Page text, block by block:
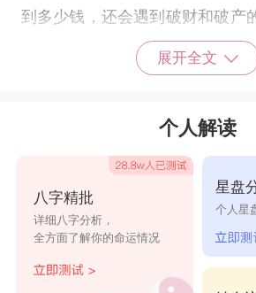
到多少钱，还会遇到破财和破产
稳定，一旦失业也就等于失去了
合伙经营的生意，可能会出现重
展开全文
个人解读
八字精批
详细八字分析，
全方面了解你的命运情况
星盘
个人星